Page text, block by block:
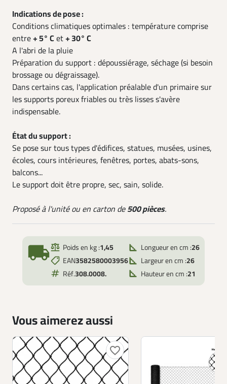
Indications de pose :
Conditions climatiques optimales : température comprise
entre+ 5° C et+ 30° C
A l'abri de la pluie
Préparation du support : dépoussiérage, séchage (si besoin
brossage ou dégraissage).
Dans certains cas, l'application préalable d'un primaire sur
les supports poreux friables ou très lisses s'avère
indispensable.
État du support :
Se pose sur tous types d'édifices, statues, musées, usines,
écoles, cours intérieures, fenêtres, portes, abats-sons,
balcons...
Le support doit être propre, sec, sain, solide.
Proposé à l'unité ou en carton de500 pièces.
local_shipping Poids en kg :1,45
EAN3582580003956
Réf.308.0008.
Longueur en cm :26
Largeur en cm :26
Hauteur en cm :21
Vous aimerez aussi
favorite_border